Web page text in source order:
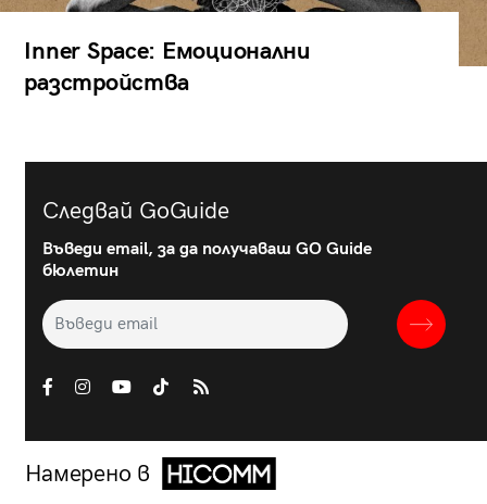
Inner Space: Емоционални
разстройства
Следвай GoGuide
Въведи email, за да получаваш GO Guide
бюлетин
Намерено в